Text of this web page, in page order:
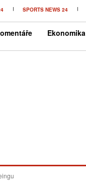
SPORTS NEWS 24
Ekonomika